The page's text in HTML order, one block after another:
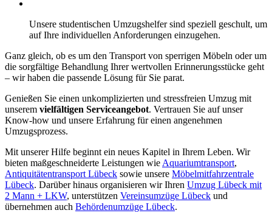
Unsere studentischen Umzugshelfer sind speziell geschult, um
auf Ihre individuellen Anforderungen einzugehen.
Ganz gleich, ob es um den Transport von sperrigen Möbeln oder um
die sorgfältige Behandlung Ihrer wertvollen Erinnerungsstücke geht
– wir haben die passende Lösung für Sie parat.
Genießen Sie einen unkomplizierten und stressfreien Umzug mit
unserem vielfältigen Serviceangebot. Vertrauen Sie auf unser
Know-how und unsere Erfahrung für einen angenehmen
Umzugsprozess.
Mit unserer Hilfe beginnt ein neues Kapitel in Ihrem Leben. Wir
bieten maßgeschneiderte Leistungen wie Aquariumtransport,
Antiquitätentransport Lübeck sowie unsere Möbelmitfahrzentrale
Lübeck. Darüber hinaus organisieren wir Ihren Umzug Lübeck mit
2 Mann + LKW, unterstützen Vereinsumzüge Lübeck und
übernehmen auch Behördenumzüge Lübeck.